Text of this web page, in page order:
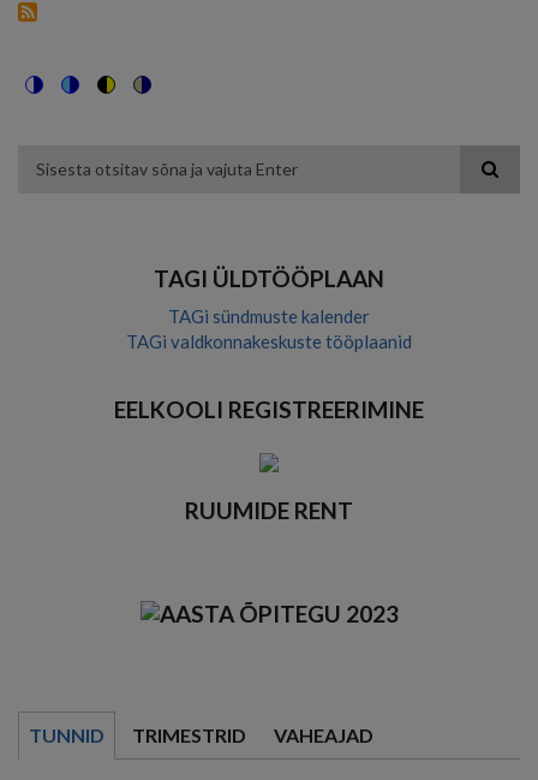
theme
TAGI ÜLDTÖÖPLAAN
TAGi sündmuste kalender
TAGi valdkonnakeskuste tööplaanid
EELKOOLI REGISTREERIMINE
RUUMIDE RENT
TUNNID TRIMESTRID VAHEAJAD